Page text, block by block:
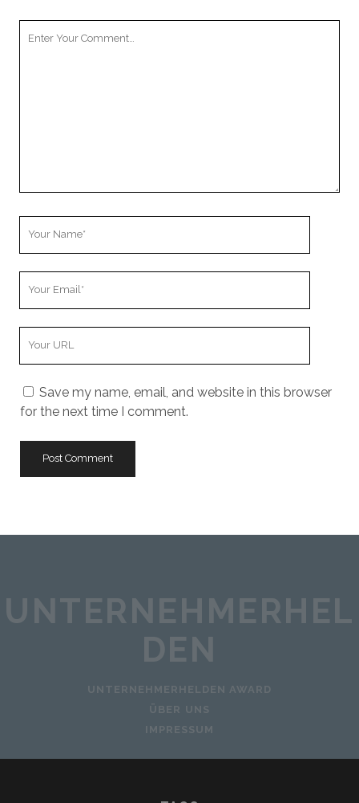
Save my name, email, and website in this browser
for the next time I comment.
UNTERNEHMERHEL
DEN
UNTERNEHMERHELDEN AWARD
ÜBER UNS
IMPRESSUM